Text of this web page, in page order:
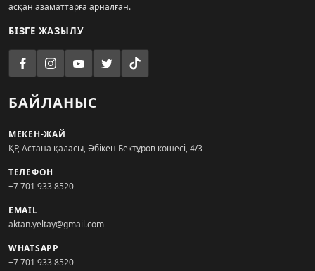
асқан азаматтарға арналған.
БІЗГЕ ЖАЗЫЛУ
БАЙЛАНЫС
МЕКЕН-ЖАЙ
ҚР, Астана қаласы, Әбікен Бектұров көшесі, 4/3
ТЕЛЕФОН
+7 701 933 8520
EMAIL
aktan.yeltay@gmail.com
WHATSAPP
+7 701 933 8520